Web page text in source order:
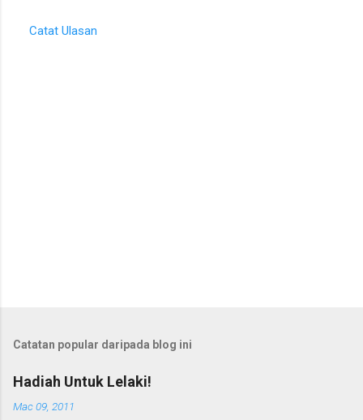
Catat Ulasan
Catatan popular daripada blog ini
Hadiah Untuk Lelaki!
Mac 09, 2011